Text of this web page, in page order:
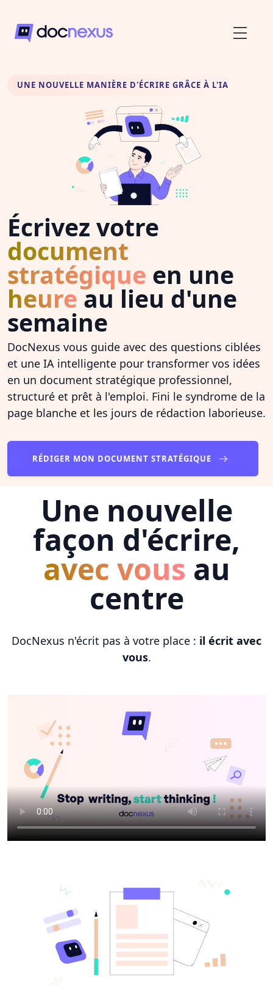
UNE NOUVELLE MANIÈRE D'ÉCRIRE GRÂCE À L'IA
Écrivez votre
document
stratégique en une
heureau lieu d'une
semaine
DocNexus vous guide avec des questions ciblées
et une IA intelligente pour transformer vos idées
en un document stratégique professionnel,
structuré et prêt à l'emploi. Fini le syndrome de la
page blanche et les jours de rédaction laborieuse.
RÉDIGER MON DOCUMENT STRATÉGIQUE
Une nouvelle
façon d'écrire,
avec vous au
centre
DocNexus n'écrit pas à votre place : il écrit avec
vous.